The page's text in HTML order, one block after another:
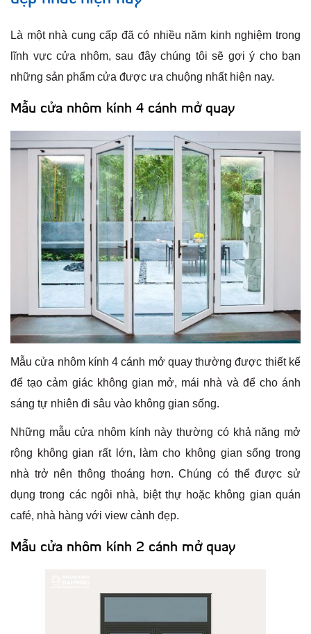
Là một nhà cung cấp đã có nhiều năm kinh nghiệm trong
lĩnh vực cửa nhôm, sau đây chúng tôi sẽ gợi ý cho bạn
những sản phẩm cửa được ưa chuộng nhất hiện nay.
Mẫu cửa nhôm kính 4 cánh mở quay
Mẫu cửa nhôm kính 4 cánh mở quay thường được thiết kế
để tạo cảm giác không gian mở, mái nhà và để cho ánh
sáng tự nhiên đi sâu vào không gian sống.
Những mẫu cửa nhôm kính này thường có khả năng mở
rộng không gian rất lớn, làm cho không gian sống trong
nhà trở nên thông thoáng hơn. Chúng có thể được sử
dụng trong các ngôi nhà, biệt thự hoặc không gian quán
café, nhà hàng với view cảnh đẹp.
Mẫu cửa nhôm kính 2 cánh mở quay